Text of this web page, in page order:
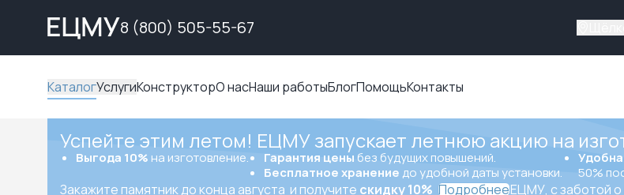
8 (800) 505-55-67
КаталогУслугиКонструкторО насНаши работыБлогПомощьКонтакты
Успейте этим летом! ЕЦМУ запускает летнюю акцию на
Выгода 10% на изготовление. Гарантия цены без будущих повышений.
Бесплатное хранение до удобной даты установки.
50%
Закажите памятник до конца августа и получите скидку 10% ПодробнееЕЦМУ, с заботой